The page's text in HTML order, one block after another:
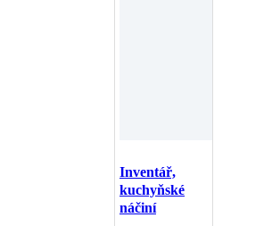
Inventář,
kuchyňské
náčiní